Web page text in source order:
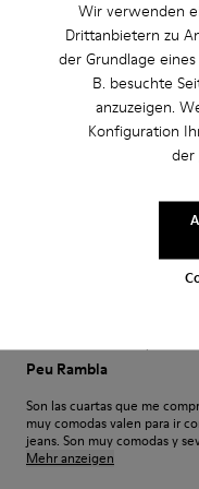
Wir verwenden
Drittanbietern zu
der Grundlage
B. besuchte
anzuzeigen.
Konfiguration
der
Seconda volta
Ho usufruito della
di peu. A me piacciono
Bewertung übersetzen
·
Peu Rambla
Son las cuartas que me
muy comodas valen para ir
jeans. Son muy comodas y
Mehr anzeigen